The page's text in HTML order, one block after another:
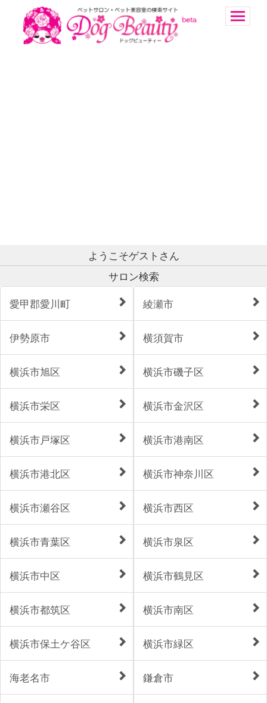
ようこそゲストさん
サロン検索
愛甲郡愛川町
伊勢原市
横浜市旭区
横浜市栄区
横浜市戸塚区
横浜市港北区
横浜市瀬谷区
横浜市青葉区
横浜市中区
横浜市都筑区
横浜市保土ケ谷区
海老名市
綾瀬市
横須賀市
横浜市磯子区
横浜市金沢区
横浜市港南区
横浜市神奈川区
横浜市西区
横浜市泉区
横浜市鶴見区
横浜市南区
横浜市緑区
鎌倉市